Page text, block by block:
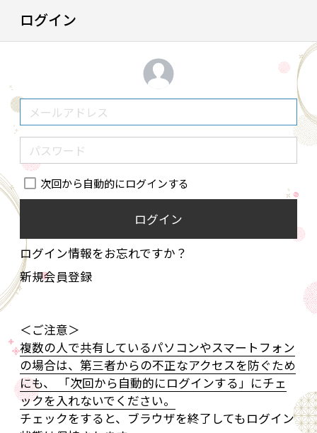
ログイン
次回から自動的にログインする
ログイン
ログイン情報をお忘れですか？
新規会員登録
＜ご注意＞
複数の人で共有しているパソコンやスマートフォン
の場合は、第三者からの不正なアクセスを防ぐため
にも、 「次回から自動的にログインする」にチェ
ックを入れないでください。
チェックをすると、ブラウザを終了してもログイン